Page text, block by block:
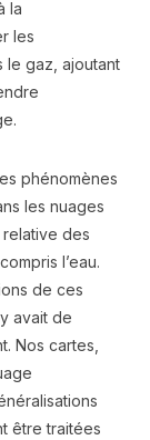
la
les
le gaz, ajoutant
phénomènes
les nuages
relative des
l’eau.
de ces
avait de
Nos cartes,
être traitées